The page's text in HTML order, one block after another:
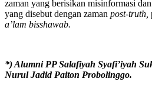
zaman yang berisikan misinformasi
yang disebut dengan zaman post-truth,
a’lam bisshawab.
*) Alumni PP Salafiyah Syafi’iyah
Nurul Jadid Paiton Probolinggo.